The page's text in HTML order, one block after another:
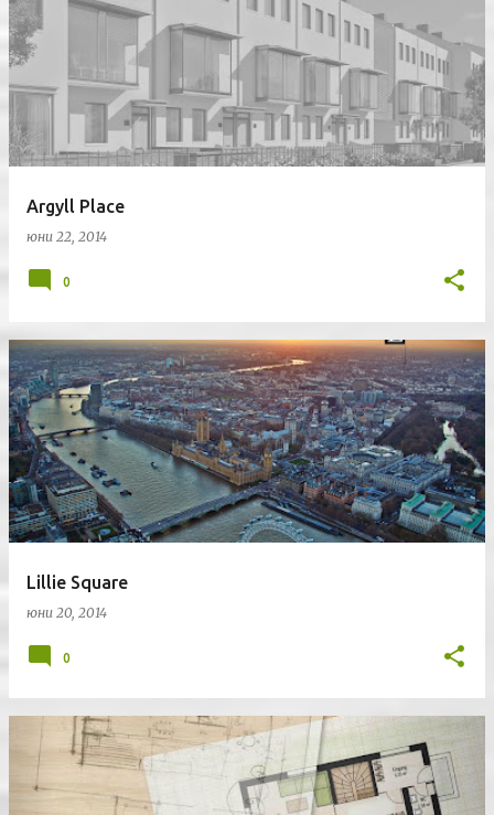
Argyll Place
юни 22, 2014
0
Lillie Square
юни 20, 2014
0